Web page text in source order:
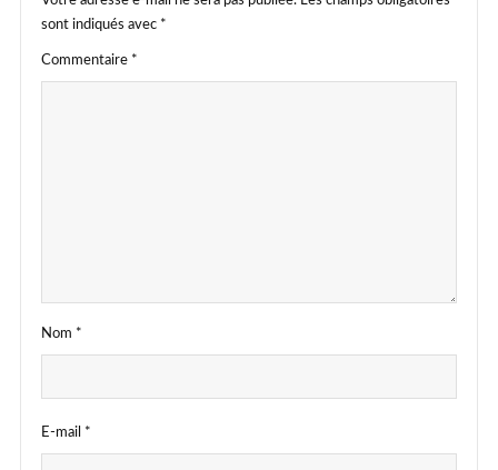
sont indiqués avec *
Commentaire *
Nom *
E-mail *